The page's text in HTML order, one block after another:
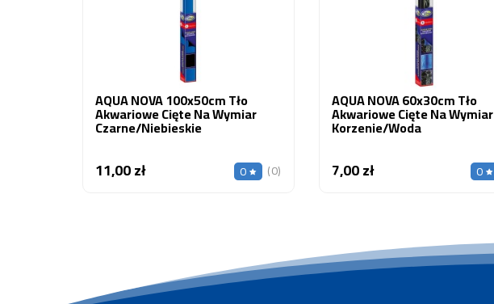
AQUA NOVA 100x50cm Tło
Akwariowe Cięte Na Wymiar
Czarne/niebieskie
11,00 złCena 0 (0)
AQUA NOVA 60x30cm Tło
Akwariowe Cięte Na Wymiar
Korzenie/woda
7,00 złCena 0